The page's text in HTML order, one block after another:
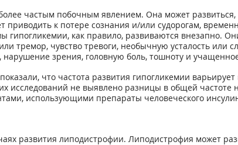
частым побочным явлением. Она может
приводить к потере сознания и/или судорогам,
гипогликемии, как правило, развиваются внезапно.
тремор, чувство тревоги, необычную усталость
нарушение зрения, головную боль, тошноту и
что частота развития гипогликемии
исследований не выявлено разницы в общей
использующими препараты человеческого
развития липодистрофии. Липодистрофия может